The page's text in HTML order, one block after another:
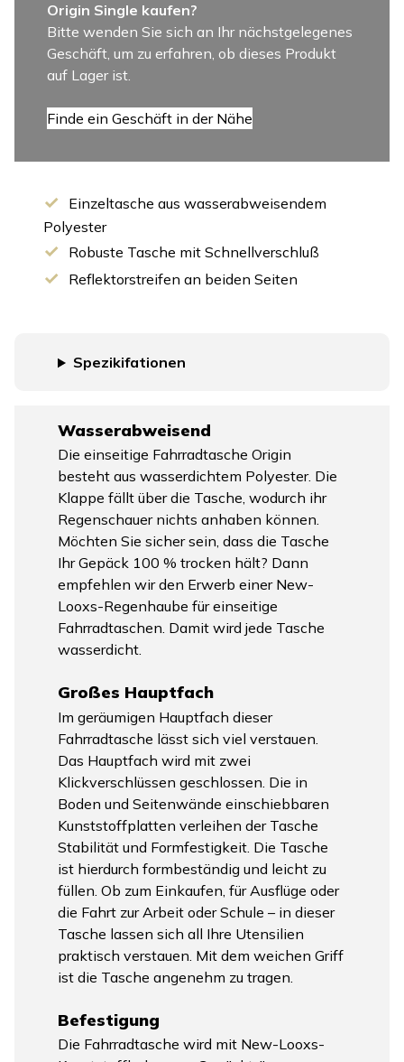
Origin Single kaufen?
Bitte wenden Sie sich an Ihr nächstgelegenes
Geschäft, um zu erfahren, ob dieses Produkt
auf Lager ist.
Finde ein Geschäft in der Nähe
Einzeltasche aus wasserabweisendem
Polyester
Robuste Tasche mit Schnellverschluß
Reflektorstreifen an beiden Seiten
Spezikifationen
Wasserabweisend
Die einseitige Fahrradtasche Origin
besteht aus wasserdichtem Polyester. Die
Klappe fällt über die Tasche, wodurch ihr
Regenschauer nichts anhaben können.
Möchten Sie sicher sein, dass die Tasche
Ihr Gepäck 100 % trocken hält? Dann
empfehlen wir den Erwerb einer New-
Looxs-Regenhaube für einseitige
Fahrradtaschen. Damit wird jede Tasche
wasserdicht.
Großes Hauptfach
Im geräumigen Hauptfach dieser
Fahrradtasche lässt sich viel verstauen.
Das Hauptfach wird mit zwei
Klickverschlüssen geschlossen. Die in
Boden und Seitenwände einschiebbaren
Kunststoffplatten verleihen der Tasche
Stabilität und Formfestigkeit. Die Tasche
ist hierdurch formbeständig und leicht zu
füllen. Ob zum Einkaufen, für Ausflüge oder
die Fahrt zur Arbeit oder Schule – in dieser
Tasche lassen sich all Ihre Utensilien
praktisch verstauen. Mit dem weichen Griff
ist die Tasche angenehm zu tragen.
Befestigung
Die Fahrradtasche wird mit New-Looxs-